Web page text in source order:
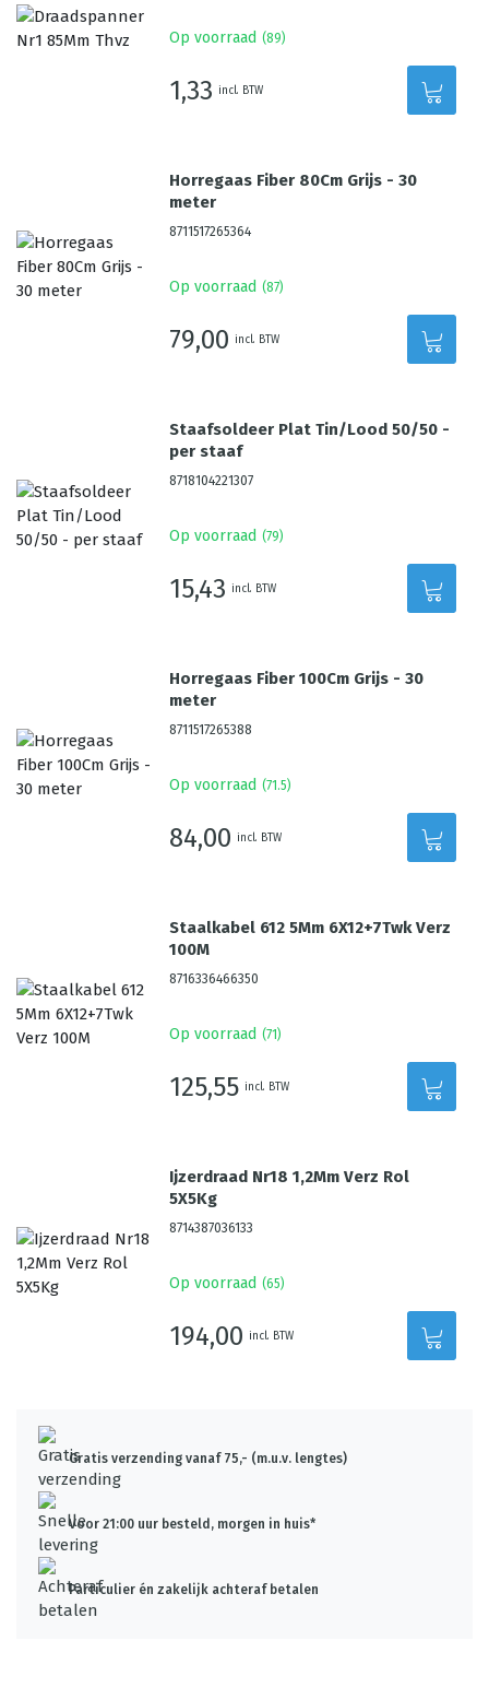
Op voorraad (89)
1,33 incl. BTW
Horregaas Fiber 80Cm Grijs - 30
meter
8711517265364
Op voorraad (87)
79,00 incl. BTW
Staafsoldeer Plat Tin/Lood 50/50 -
per staaf
8718104221307
Op voorraad (79)
15,43 incl. BTW
Horregaas Fiber 100Cm Grijs - 30
meter
8711517265388
Op voorraad (71.5)
84,00 incl. BTW
Staalkabel 612 5Mm 6X12+7Twk Verz
100M
8716336466350
Op voorraad (71 )
125,55 incl. BTW
Ijzerdraad Nr18 1,2Mm Verz Rol
5X5Kg
8714387036133
Op voorraad (65)
194,00 incl. BTW
Gratis verzending vanaf 75,- (m.u.v. lengtes)
Voor 21:00 uur besteld, morgen in huis*
Particulier én zakelijk achteraf betalen